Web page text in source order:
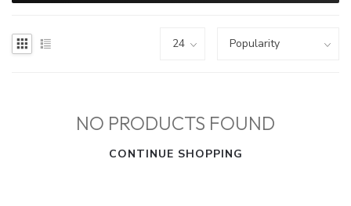
NO PRODUCTS FOUND
CONTINUE SHOPPING